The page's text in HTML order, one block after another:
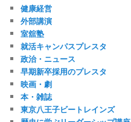
健康経営
外部講演
室舘塾
就活キャンパスプレスタ
政治・ニュース
早期新卒採用のプレスタ
映画・劇
本・雑誌
東京八王子ビートレインズ